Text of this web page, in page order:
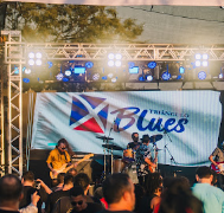
🎤 LINE-
O PARQUE Serão
abril e 02 de maio , com
, contemplando
nível hard:
Lima Jads & ...